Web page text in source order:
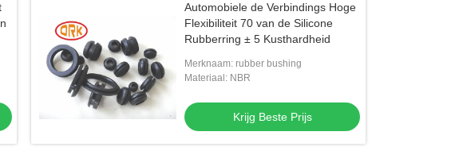
Automobiele de Verbindings Hoge
Flexibiliteit 70 van de Silicone
Rubberring ± 5 Kusthardheid
Merknaam: rubber bushing
Materiaal: NBR
Krijg Beste Prijs